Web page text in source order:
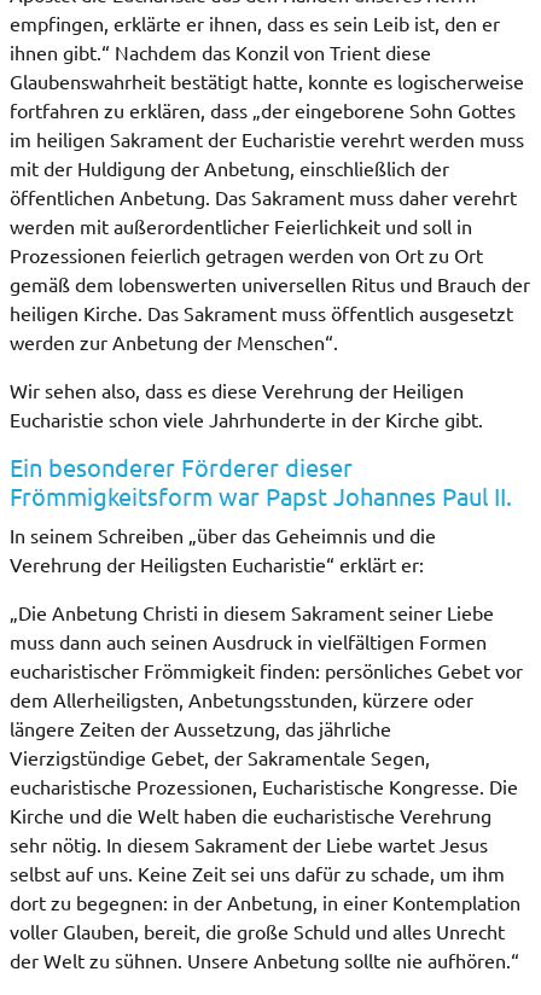
empfingen, erklärte er ihnen, dass es sein Leib ist, den er
ihnen gibt.“ Nachdem das Konzil von Trient diese
Glaubenswahrheit bestätigt hatte, konnte es logischerweise
fortfahren zu erklären, dass „der eingeborene Sohn Gottes
im heiligen Sakrament der Eucharistie verehrt werden muss
mit der Huldigung der Anbetung, einschließlich der
öffentlichen Anbetung. Das Sakrament muss daher verehrt
werden mit außerordentlicher Feierlichkeit und soll in
Prozessionen feierlich getragen werden von Ort zu Ort
gemäß dem lobenswerten universellen Ritus und Brauch der
heiligen Kirche. Das Sakrament muss öffentlich ausgesetzt
werden zur Anbetung der Menschen“.
Wir sehen also, dass es diese Verehrung der Heiligen
Eucharistie schon viele Jahrhunderte in der Kirche gibt.
Ein besonderer Förderer dieser
Frömmigkeitsform war Papst Johannes Paul II.
In seinem Schreiben „über das Geheimnis und die
Verehrung der Heiligsten Eucharistie“ erklärt er:
„Die Anbetung Christi in diesem Sakrament seiner Liebe
muss dann auch seinen Ausdruck in vielfältigen Formen
eucharistischer Frömmigkeit finden: persönliches Gebet vor
dem Allerheiligsten, Anbetungsstunden, kürzere oder
längere Zeiten der Aussetzung, das jährliche
Vierzigstündige Gebet, der Sakramentale Segen,
eucharistische Prozessionen, Eucharistische Kongresse. Die
Kirche und die Welt haben die eucharistische Verehrung
sehr nötig. In diesem Sakrament der Liebe wartet Jesus
selbst auf uns. Keine Zeit sei uns dafür zu schade, um ihm
dort zu begegnen: in der Anbetung, in einer Kontemplation
voller Glauben, bereit, die große Schuld und alles Unrecht
der Welt zu sühnen. Unsere Anbetung sollte nie aufhören.“